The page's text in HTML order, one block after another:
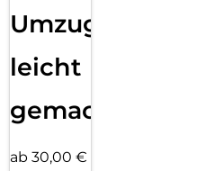
Umzug
leicht
gemacht!
ab 30,00 €